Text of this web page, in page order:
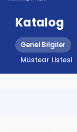
Katalog
Genel Bilgiler
Müstear Listesi